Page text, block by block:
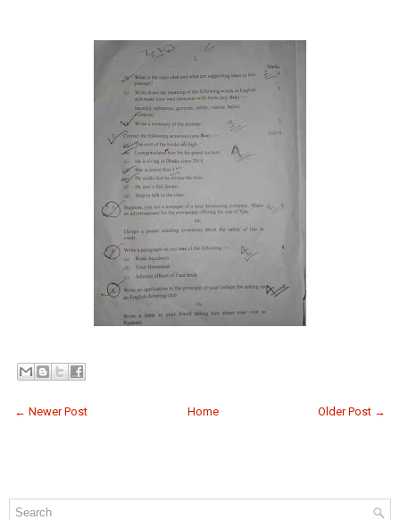
← Newer Post Older Post →
Home